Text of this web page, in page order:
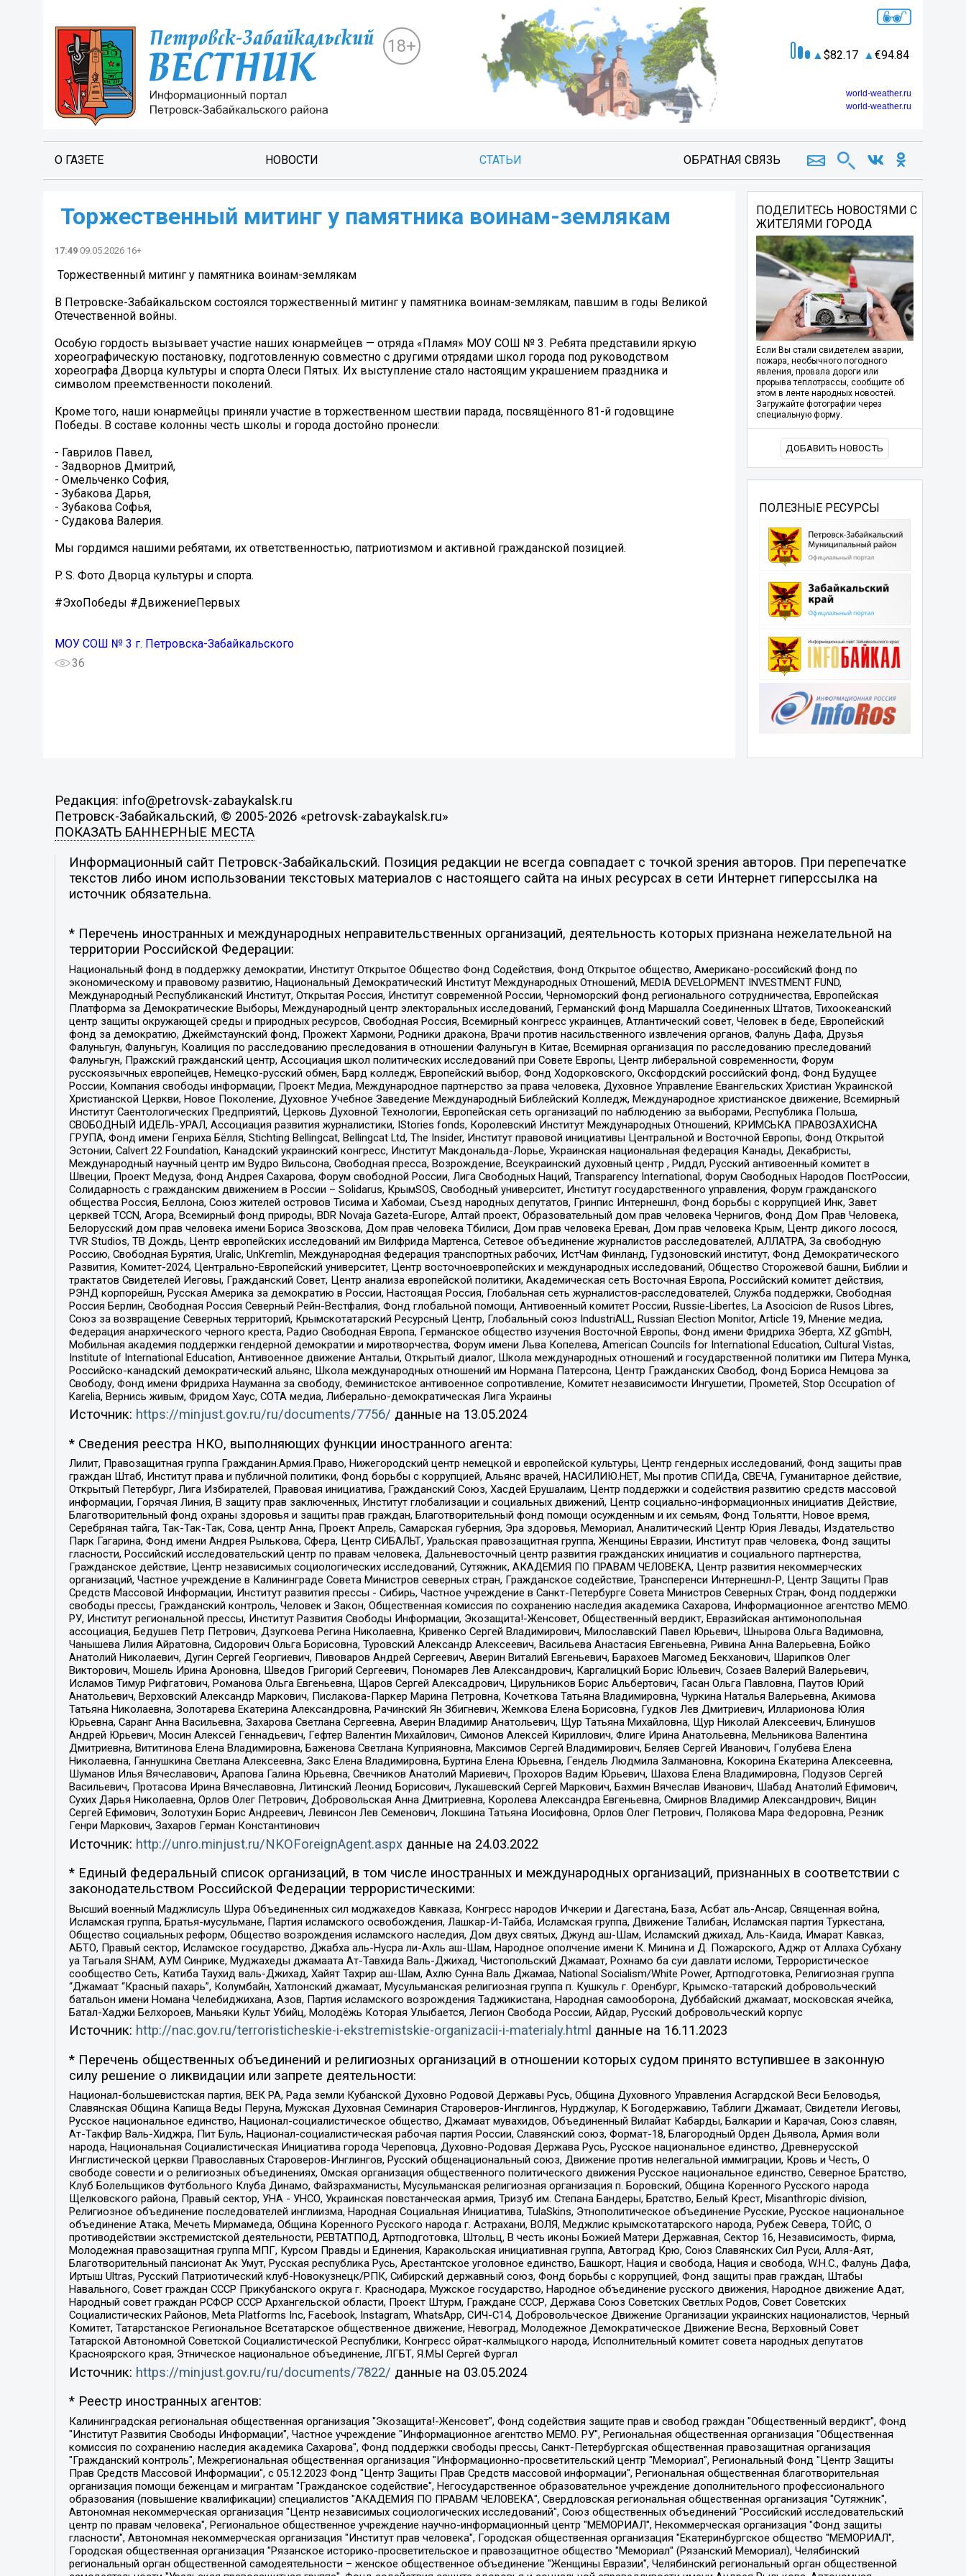
18+ 82.17 94.84
world-weather.ru
world-weather.ru
О ГАЗЕТЕ НОВОСТИ СТАТЬИ ОБРАТНАЯ СВЯЗЬ
️ Торжественный митинг у памятника воинам-землякам
17:49 09.05.2026 16+
️ Торжественный митинг у памятника воинам-землякам
В Петровске-Забайкальском состоялся торжественный митинг у памятника воинам-землякам, павшим в годы Великой
Отечественной войны.
Особую гордость вызывает участие наших юнармейцев — отряда «Пламя» МОУ СОШ № 3. Ребята представили яркую
хореографическую постановку, подготовленную совместно с другими отрядами школ города под руководством
хореографа Дворца культуры и спорта Олеси Пятых. Их выступление стало настоящим украшением праздника и
символом преемственности поколений.
Кроме того, наши юнармейцы приняли участие в торжественном шествии парада, посвящённого 81-й годовщине
Победы. В составе колонны честь школы и города достойно пронесли:
- Гаврилов Павел,
- Задворнов Дмитрий,
- Омельченко София,
- Зубакова Дарья,
- Зубакова Софья,
- Судакова Валерия.
Мы гордимся нашими ребятами, их ответственностью, патриотизмом и активной гражданской позицией.
P. S. Фото Дворца культуры и спорта.
#ЭхоПобеды #ДвижениеПервых
МОУ СОШ № 3 г. Петровска-Забайкальского
36
ПОДЕЛИТЕСЬ НОВОСТЯМИ С
ЖИТЕЛЯМИ ГОРОДА
Если Вы стали свидетелем аварии,
пожара, необычного погодного
явления, провала дороги или
прорыва теплотрассы, сообщите об
этом в ленте народных новостей.
Загружайте фотографии через
специальную форму.
ДОБАВИТЬ НОВОСТЬ
ПОЛЕЗНЫЕ РЕСУРСЫ
Редакция: info@petrovsk-zabaykalsk.ru
Петровск-Забайкальский, © 2005-2026 «petrovsk-zabaykalsk.ru»
ПОКАЗАТЬ БАННЕРНЫЕ МЕСТА
Информационный сайт Петровск-Забайкальский. Позиция редакции не всегда совпадает с точкой зрения авторов. При перепечатке
текстов либо ином использовании текстовых материалов с настоящего сайта на иных ресурсах в сети Интернет гиперссылка на
источник обязательна.
* Перечень иностранных и международных неправительственных организаций, деятельность которых признана нежелательной на
территории Российской Федерации:
Национальный фонд в поддержку демократии, Институт Открытое Общество Фонд Содействия, Фонд Открытое общество, Американо-российский фонд по
экономическому и правовому развитию, Национальный Демократический Институт Международных Отношений, MEDIA DEVELOPMENT INVESTMENT FUND,
Международный Республиканский Институт, Открытая Россия, Институт современной России, Черноморский фонд регионального сотрудничества, Европейская
Платформа за Демократические Выборы, Международный центр электоральных исследований, Германский фонд Маршалла Соединенных Штатов, Тихоокеанский
центр защиты окружающей среды и природных ресурсов, Свободная Россия, Всемирный конгресс украинцев, Атлантический совет, Человек в беде, Европейский
фонд за демократию, Джеймстаунский фонд, Прожект Хармони, Родники дракона, Врачи против насильственного извлечения органов, Фалунь Дафа, Друзья
Фалуньгун, Фалуньгун, Коалиция по расследованию преследования в отношении Фалуньгун в Китае, Всемирная организация по расследованию преследований
Фалуньгун, Пражский гражданский центр, Ассоциация школ политических исследований при Совете Европы, Центр либеральной современности, Форум
русскоязычных европейцев, Немецко-русский обмен, Бард колледж, Европейский выбор, Фонд Ходорковского, Оксфордский российский фонд, Фонд Будущее
России, Компания свободы информации, Проект Медиа, Международное партнерство за права человека, Духовное Управление Евангельских Христиан Украинской
Христианской Церкви, Новое Поколение, Духовное Учебное Заведение Международный Библейский Колледж, Международное христианское движение, Всемирный
Институт Саентологических Предприятий, Церковь Духовной Технологии, Европейская сеть организаций по наблюдению за выборами, Республика Польша,
СВОБОДНЫЙ ИДЕЛЬ-УРАЛ, Ассоциация развития журналистики, IStories fonds, Королевский Институт Международных Отношений, КРИМСЬКА ПРАВОЗАХИСНА
ГРУПА, Фонд имени Генриха Бёлля, Stichting Bellingcat, Bellingcat Ltd, The Insider, Институт правовой инициативы Центральной и Восточной Европы, Фонд Открытой
Эстонии, Calvert 22 Foundation, Канадский украинский конгресс, Институт Макдональда-Лорье, Украинская национальная федерация Канады, Декабристы,
Международный научный центр им Вудро Вильсона, Свободная пресса, Возрождение, Всеукраинский духовный центр , Риддл, Русский антивоенный комитет в
Швеции, Проект Медуза, Фонд Андрея Сахарова, Форум свободной России, Лига Свободных Наций, Transparеncy International, Форум Свободных Народов ПостРоссии,
Солидарность с гражданским движением в России – Solidarus, КрымSOS, Свободный университет, Институт государственного управления, Форум гражданского
общества Россия, Беллона, Союз жителей островов Тисима и Хабомаи, Съезд народных депутатов, Гринпис Интернешнл, Фонд борьбы с коррупцией Инк, Завет
церквей TCCN, Агора, Всемирный фонд природы, BDR Novaja Gazeta-Europe, Алтай проект, Образовательный дом прав человека Чернигов, Фонд Дом Прав Человека,
Белорусский дом прав человека имени Бориса Звозскова, Дом прав человека Тбилиси, Дом прав человека Ереван, Дом прав человека Крым, Центр дикого лосося,
TVR Studios, ТВ Дождь, Центр европейских исследований им Вилфрида Мартенса, Сетевое объединение журналистов расследователей, АЛЛАТРА, За свободную
Россию, Свободная Бурятия, Uralic, UnKremlin, Международная федерация транспортных рабочих, ИстЧам Финланд, Гудзоновский институт, Фонд Демократического
Развития, Комитет-2024, Центрально-Европейский университет, Центр восточноевропейских и международных исследований, Общество Сторожевой башни, Библии и
трактатов Свидетелей Иеговы, Гражданский Совет, Центр анализа европейской политики, Академическая сеть Восточная Европа, Российский комитет действия,
РЭНД корпорейшн, Русская Америка за демократию в России, Настоящая Россия, Глобальная сеть журналистов-расследователей, Служба поддержки, Свободная
Россия Берлин, Свободная Россия Северный Рейн-Вестфалия, Фонд глобальной помощи, Антивоенный комитет России, Russie-Libertes, La Asocicion de Rusos Libres,
Союз за возвращение Северных территорий, Крымскотатарский Ресурсный Центр, Глобальный союз IndustriALL, Russian Election Monitor, Article 19, Мнение медиа,
Федерация анархического черного креста, Радио Свободная Европа, Германское общество изучения Восточной Европы, Фонд имени Фридриха Эберта, XZ gGmbH,
Мобильная академия поддержки гендерной демократии и миротворчества, Форум имени Льва Копелева, American Councils for International Education, Cultural Vistas,
Institute of International Education, Антивоенное движение Антальи, Открытый диалог, Школа международных отношений и государственной политики им Питера Мунка,
Российско-канадский демократический альянс, Школа международных отношений им Нормана Патерсона, Центр Гражданских Свобод, Фонд Бориса Немцова за
Свободу, Фонд имени Фридриха Науманна за свободу, Феминистское антивоенное сопротивление, Комитет независимости Ингушетии, Прометей, Stop Occupation of
Karelia, Вернись живым, Фридом Хаус, СОТА медиа, Либерально-демократическая Лига Украины
Источник: https://minjust.gov.ru/ru/documents/7756/ данные на 13.05.2024
* Сведения реестра НКО, выполняющих функции иностранного агента:
Лилит, Правозащитная группа Гражданин.Армия.Право, Нижегородский центр немецкой и европейской культуры, Центр гендерных исследований, Фонд защиты прав
граждан Штаб, Институт права и публичной политики, Фонд борьбы с коррупцией, Альянс врачей, НАСИЛИЮ.НЕТ, Мы против СПИДа, СВЕЧА, Гуманитарное действие,
Открытый Петербург, Лига Избирателей, Правовая инициатива, Гражданский Союз, Хасдей Ерушалаим, Центр поддержки и содействия развитию средств массовой
информации, Горячая Линия, В защиту прав заключенных, Институт глобализации и социальных движений, Центр социально-информационных инициатив Действие,
Благотворительный фонд охраны здоровья и защиты прав граждан, Благотворительный фонд помощи осужденным и их семьям, Фонд Тольятти, Новое время,
Серебряная тайга, Так-Так-Так, Сова, центр Анна, Проект Апрель, Самарская губерния, Эра здоровья, Мемориал, Аналитический Центр Юрия Левады, Издательство
Парк Гагарина, Фонд имени Андрея Рылькова, Сфера, Центр СИБАЛЬТ, Уральская правозащитная группа, Женщины Евразии, Институт прав человека, Фонд защиты
гласности, Российский исследовательский центр по правам человека, Дальневосточный центр развития гражданских инициатив и социального партнерства,
Гражданское действие, Центр независимых социологических исследований, Сутяжник, АКАДЕМИЯ ПО ПРАВАМ ЧЕЛОВЕКА, Центр развития некоммерческих
организаций, Частное учреждение в Калининграде Совета Министров северных стран, Гражданское содействие, Трансперенси Интернешнл-Р, Центр Защиты Прав
Средств Массовой Информации, Институт развития прессы - Сибирь, Частное учреждение в Санкт-Петербурге Совета Министров Северных Стран, Фонд поддержки
свободы прессы, Гражданский контроль, Человек и Закон, Общественная комиссия по сохранению наследия академика Сахарова, Информационное агентство МЕМО.
РУ, Институт региональной прессы, Институт Развития Свободы Информации, Экозащита!-Женсовет, Общественный вердикт, Евразийская антимонопольная
ассоциация, Бедушев Петр Петрович, Дзугкоева Регина Николаевна, Кривенко Сергей Владимирович, Милославский Павел Юрьевич, Шнырова Ольга Вадимовна,
Чанышева Лилия Айратовна, Сидорович Ольга Борисовна, Туровский Александр Алексеевич, Васильева Анастасия Евгеньевна, Ривина Анна Валерьевна, Бойко
Анатолий Николаевич, Дугин Сергей Георгиевич, Пивоваров Андрей Сергеевич, Аверин Виталий Евгеньевич, Барахоев Магомед Бекханович, Шарипков Олег
Викторович, Мошель Ирина Ароновна, Шведов Григорий Сергеевич, Пономарев Лев Александрович, Каргалицкий Борис Юльевич, Созаев Валерий Валерьевич,
Исламов Тимур Рифгатович, Романова Ольга Евгеньевна, Щаров Сергей Алексадрович, Цирульников Борис Альбертович, Гасан Ольга Павловна, Паутов Юрий
Анатольевич, Верховский Александр Маркович, Пислакова-Паркер Марина Петровна, Кочеткова Татьяна Владимировна, Чуркина Наталья Валерьевна, Акимова
Татьяна Николаевна, Золотарева Екатерина Александровна, Рачинский Ян Збигневич, Жемкова Елена Борисовна, Гудков Лев Дмитриевич, Илларионова Юлия
Юрьевна, Саранг Анна Васильевна, Захарова Светлана Сергеевна, Аверин Владимир Анатольевич, Щур Татьяна Михайловна, Щур Николай Алексеевич, Блинушов
Андрей Юрьевич, Мосин Алексей Геннадьевич, Гефтер Валентин Михайлович, Симонов Алексей Кириллович, Флиге Ирина Анатольевна, Мельникова Валентина
Дмитриевна, Вититинова Елена Владимировна, Баженова Светлана Куприяновна, Максимов Сергей Владимирович, Беляев Сергей Иванович, Голубева Елена
Николаевна, Ганнушкина Светлана Алексеевна, Закс Елена Владимировна, Буртина Елена Юрьевна, Гендель Людмила Залмановна, Кокорина Екатерина Алексеевна,
Шуманов Илья Вячеславович, Арапова Галина Юрьевна, Свечников Анатолий Мариевич, Прохоров Вадим Юрьевич, Шахова Елена Владимировна, Подузов Сергей
Васильевич, Протасова Ирина Вячеславовна, Литинский Леонид Борисович, Лукашевский Сергей Маркович, Бахмин Вячеслав Иванович, Шабад Анатолий Ефимович,
Сухих Дарья Николаевна, Орлов Олег Петрович, Добровольская Анна Дмитриевна, Королева Александра Евгеньевна, Смирнов Владимир Александрович, Вицин
Сергей Ефимович, Золотухин Борис Андреевич, Левинсон Лев Семенович, Локшина Татьяна Иосифовна, Орлов Олег Петрович, Полякова Мара Федоровна, Резник
Генри Маркович, Захаров Герман Константинович
Источник: http://unro.minjust.ru/NKOForeignAgent.aspxданные на 24.03.2022
* Единый федеральный список организаций, в том числе иностранных и международных организаций, признанных в соответствии с
законодательством Российской Федерации террористическими:
Высший военный Маджлисуль Шура Объединенных сил моджахедов Кавказа, Конгресс народов Ичкерии и Дагестана, База, Асбат аль-Ансар, Священная война,
Исламская группа, Братья-мусульмане, Партия исламского освобождения, Лашкар-И-Тайба, Исламская группа, Движение Талибан, Исламская партия Туркестана,
Общество социальных реформ, Общество возрождения исламского наследия, Дом двух святых, Джунд аш-Шам, Исламский джихад, Аль-Каида, Имарат Кавказ,
АБТО, Правый сектор, Исламское государство, Джабха аль-Нусра ли-Ахль аш-Шам, Народное ополчение имени К. Минина и Д. Пожарского, Аджр от Аллаха Субхану
уа Тагьаля SHAM, АУМ Синрике, Муджахеды джамаата Ат-Тавхида Валь-Джихад, Чистопольский Джамаат, Рохнамо ба суи давлати исломи, Террористическое
сообщество Сеть, Катиба Таухид валь-Джихад, Хайят Тахрир аш-Шам, Ахлю Сунна Валь Джамаа, National Socialism/White Power, Артподготовка, Религиозная группа
“Джамаат “Красный пахарь”, Колумбайн, Хатлонский джамаат, Мусульманская религиозная группа п. Кушкуль г. Оренбург, Крымско-татарский добровольческий
батальон имени Номана Челебиджихана, Азов, Партия исламского возрождения Таджикистана, Народная самооборона, Дуббайский джамаат, московская ячейка,
Батал-Хаджи Белхороев, Маньяки Культ Убийц, Молодёжь Которая Улыбается, Легион Свобода России, Айдар, Русский добровольческий корпус
Источник: http://nac.gov.ru/terroristicheskie-i-ekstremistskie-organizacii-i-materialy.html данные на 16.11.2023
* Перечень общественных объединений и религиозных организаций в отношении которых судом принято вступившее в законную
силу решение о ликвидации или запрете деятельности:
Национал-большевистская партия, ВЕК РА, Рада земли Кубанской Духовно Родовой Державы Русь, Община Духовного Управления Асгардской Веси Беловодья,
Славянская Община Капища Веды Перуна, Мужская Духовная Семинария Староверов-Инглингов, Нурджулар, К Богодержавию, Таблиги Джамаат, Свидетели Иеговы,
Русское национальное единство, Национал-социалистическое общество, Джамаат мувахидов, Объединенный Вилайат Кабарды, Балкарии и Карачая, Союз славян,
Ат-Такфир Валь-Хиджра, Пит Буль, Национал-социалистическая рабочая партия России, Славянский союз, Формат-18, Благородный Орден Дьявола, Армия воли
народа, Национальная Социалистическая Инициатива города Череповца, Духовно-Родовая Держава Русь, Русское национальное единство, Древнерусской
Инглистической церкви Православных Староверов-Инглингов, Русский общенациональный союз, Движение против нелегальной иммиграции, Кровь и Честь, О
свободе совести и о религиозных объединениях, Омская организация общественного политического движения Русское национальное единство, Северное Братство,
Клуб Болельщиков Футбольного Клуба Динамо, Файзрахманисты, Мусульманская религиозная организация п. Боровский, Община Коренного Русского народа
Щелковского района, Правый сектор, УНА - УНСО, Украинская повстанческая армия, Тризуб им. Степана Бандеры, Братство, Белый Крест, Misanthropic division,
Религиозное объединение последователей инглиизма, Народная Социальная Инициатива, TulaSkins, Этнополитическое объединение Русские, Русское национальное
объединение Атака, Мечеть Мирмамеда, Община Коренного Русского народа г. Астрахани, ВОЛЯ, Меджлис крымскотатарского народа, Рубеж Севера, ТОЙС, О
противодействии экстремистской деятельности, РЕВТАТПОД, Артподготовка, Штольц, В честь иконы Божией Матери Державная, Сектор 16, Независимость, Фирма,
Молодежная правозащитная группа МПГ, Курсом Правды и Единения, Каракольская инициативная группа, Автоград Крю, Союз Славянских Сил Руси, Алля-Аят,
Благотворительный пансионат Ак Умут, Русская республика Русь, Арестантское уголовное единство, Башкорт, Нация и свобода, Нация и свобода, W.H.С., Фалунь Дафа,
Иртыш Ultras, Русский Патриотический клуб-Новокузнецк/РПК, Сибирский державный союз, Фонд борьбы с коррупцией, Фонд защиты прав граждан, Штабы
Навального, Совет граждан СССР Прикубанского округа г. Краснодара, Мужское государство, Народное объединение русского движения, Народное движение Адат,
Народный совет граждан РСФСР СССР Архангельской области, Проект Штурм, Граждане СССР, Держава Союз Советских Светлых Родов, Совет Советских
Социалистических Районов, Meta Platforms Inc, Facebook, Instagram, WhatsApp, СИЧ-С14, Добровольческое Движение Организации украинских националистов, Черный
Комитет, Татарстанское Региональное Всетатарское общественное движение, Невоград, Молодежное Демократическое Движение Весна, Верховный Совет
Татарской Автономной Советской Социалистической Республики, Конгресс ойрат-калмыцкого народа, Исполнительный комитет совета народных депутатов
Красноярского края, Этническое национальное объединение, ЛГБТ, Я.МЫ Сергей Фургал
Источник: https://minjust.gov.ru/ru/documents/7822/ данные на 03.05.2024
* Реестр иностранных агентов:
Калининградская региональная общественная организация "Экозащита!-Женсовет", Фонд содействия защите прав и свобод граждан "Общественный вердикт", Фонд "Институт Развития Свободы Информации", Частное учреждение "Информационное агентство МЕМО. РУ", Региональная общественная организация "Общественная комиссия по сохранению наследия академика Сахарова", Фонд поддержки свободы прессы, Санкт-Петербургская общественная правозащитная организация "Гражданский контроль", Межрегиональная общественная организация "Информационно-просветительский центр "Мемориал", Региональный Фонд "Центр Защиты Прав Средств Массовой Информации", с 05.12.2023 Фонд "Центр Защиты Прав Средств массовой информации", Региональная общественная благотворительная организация помощи беженцам и мигрантам "Гражданское содействие", Негосударственное образовательное учреждение дополнительного профессионального образования (повышение квалификации) специалистов "АКАДЕМИЯ ПО ПРАВАМ ЧЕЛОВЕКА", Свердловская региональная общественная организация "Сутяжник", Автономная некоммерческая организация "Центр независимых социологических исследований", Союз общественных объединений "Российский исследовательский центр по правам человека", Региональное общественное учреждение научно-информационный центр "МЕМОРИАЛ", Некоммерческая организация "Фонд защиты гласности", Автономная некоммерческая организация "Институт прав человека", Городская общественная организация "Екатеринбургское общество "МЕМОРИАЛ", Городская общественная организация "Рязанское историко-просветительское и правозащитное общество "Мемориал" (Рязанский Мемориал), Челябинский региональный орган общественной самодеятельности – женское общественное объединение "Женщины Евразии", Челябинский региональный орган общественной самодеятельности "Уральская правозащитная группа", Фонд содействия защите здоровья и социальной справедливости имени Андрея Рылькова, Автономная Некоммерческая Организация "Аналитический Центр Юрия Левады", Автономная некоммерческая организация социальной поддержки населения "Проект Апрель", Региональная общественная организация помощи женщинам и детям, находящимся в кризисной ситуации "Информационно-методический центр "Анна", Фонд содействия развитию массовых коммуникаций и правовому просвещению "Так-так-Так", Фонд содействия устойчивому развитию "Серебряная тайга", Свердловский региональный общественный фонд социальных проектов "Новое время", "Idel.Реалии", Кавказ.Реалии, Крым.Реалии, Телеканал Настоящее Время, Татаро-башкирская служба Радио Свобода (Azatliq Radiosi), Радио Свободная Европа/Радио Свобода (PCE/PC), "Сибирь.Реалии", "Фактограф", Благотворительный фонд помощи осужденным и их семьям, Автономная некоммерческая организация "Институт глобализации и социальных движений", Фонд "В защиту прав заключенных", Частное учреждение "Центр поддержки и содействия развитию средств массовой информации", Пензенский региональный общественный благотворительный фонд "Гражданский союз", "Север.Реалии", Некоммерческая организация Фонд "Правовая инициатива", Общество с ограниченной ответственностью "Радио Свободная Европа/Радио Свобода", Чешское информационное агентство "MEDIUM-ORIENT", Красноярская региональная общественная организация "Мы против СПИДа", Камалягин Денис Николаевич, Маркелов Сергей Евгеньевич, Пономарев Лев Александрович, Савицкая Людмила Алексеевна, Автономная некоммерческая организация "Центр по работе с проблемой насилия "НАСИЛИЮ.НЕТ", Межрегиональный профессиональный союз работников здравоохранения "Альянс врачей", Юридическое лицо, зарегистрированное в Латвийской Республике, SIA "Medusa Project" (регистрационный номер 40103797863, дата регистрации 10.06.2014), Некоммерческая организация "Фонд по борьбе с коррупцией", Автономная некоммерческая организация "Институт права и публичной политики", Баданин Роман Сергеевич, Гликин Максим Александрович, Железнова Мария Михайловна, Лукьянова Юлия Сергеевна, Маетная Елизавета Витальевна, Маняхин Петр Борисович, Чуракова Ольга Владимировна, Ярош Юлия Петровна, Юридическое лицо "The Insider SIA", зарегистрированное в Риге, Латвийская Республика (дата регистрации 26.06.2015), являющееся администратором доменного имени интернет-издания "The Insider SIA", https://theins.ru, Постернак Алексей Евгеньевич, Рубин Михаил Аркадьевич, Анин Роман Александрович, Юридическое лицо Istories fonds, зарегистрированное в Латвийской Республике (регистрационный номер 50008295751, дата регистрации 24.02.2020), Великовский Дмитрий Александрович, Долинина Ирина Николаевна, Мароховская Алеся Алексеевна, Шлейнов Роман Юрьевич, Шмагун Олеся Валентиновна, Общество с ограниченной ответственностью "Альтаир 2021", Общество с ограниченной ответственностью "Вега 2021", Общество с ограниченной ответственностью "Главный редактор 2021", Общество с ограниченной ответственностью "Ромашки монолит", Важенков Артем Валерьевич, Ивановская областная общественная организация "Центр гендерных исследований", Гурман Юрий Альбертович, Медиапроект "ОВД-Инфо", Егоров Владимир Владимирович, Жилинский Владимир Александрович, Общество с ограниченной ответственностью "ЗП", Иванова София Юрьевна, Карезина Инна Павловна, Кильтау Екатерина Викторовна, Петров Алексей Викторович, Пискунов Сергей Евгеньевич, Смирнов Сергей Сергеевич, Тихонов Михаил Сергеевич, Общество с ограниченной ответственностью "ЖУРНАЛИСТ-ИНОСТРАННЫЙ АГЕНТ", Арапова Галина Юрьевна, Вольтская Татьяна Анатольевна, Американская компания "Mason G.E.S. Anonymous Foundation" (США), являющаяся владельцем интернет-издания https://mnews.world/, Компания "Stichting Bellingcat", зарегистрированная в Нидерландах (дата регистрации 11.07.2018), Захаров Андрей Вячеславович, Клепиковская Екатерина Дмитриевна, Общество с ограниченной ответственностью "МЕМО", Перл Роман Александрович, Симонов Евгений Алексеевич, Соловьева Елена Анатольевна, Сотников Даниил Владимирович, Сурначева Елизавета Дмитриевна, Автономная некоммерческая организация по защите прав человека и информированию населения "Якутия – Наше Мнение", Общество с ограниченной ответственностью "Москоу диджитал медиа", с 26.01.2023 Общество с ограниченной ответственностью "Чайка Белые сады", Ветошкина Валерия Валерьевна, Заговора Максим Александрович, Межрегиональное общественное движение "Российская ЛГБТ - сеть", Оленичев Максим Владимирович, Павлов Иван Юрьевич, Скворцова Елена Сергеевна, Общество с ограниченной ответственностью "Как бы инагент", Кочетков Игорь Викторович, Общество с ограниченной ответственностью "Честные выборы", Еланчик Олег Александрович, Общество с ограниченной ответственностью "Нобелевский призыв", Гималова Регина Эмилевна, Григорьев Андрей Валерьевич, Григорьева Алина Александровна, Ассоциация по содействию защите прав призывников, альтернативнослужащих и военнослужащих "Правозащитная группа "Гражданин.Армия.Право", Хисамова Регина Фаритовна, Автономная некоммерческая организация по реализации социально-правовых программ "Лилит", Дальневосточное общественное движение "Маяк", Санкт-Петербургская ЛГБТ-инициативная группа "Выход", Инициативная группа ЛГБТ+ "Реверс", Алексеев Андрей Викторович, Бекбулатова Таисия Львовна, Беляев Иван Михайлович, Владыкина Елена Сергеевна, Гельман Марат Александрович, Никульшина Вероника Юрьевна, Толоконникова Надежда Андреевна, Шендерович Виктор Анатольевич, Общество с ограниченной ответственностью "Данное сообщение", Общество с ограниченной ответственностью Издательский дом "Новая глава", Айнбиндер Александра Александровна, Московский комьюнити-центр для ЛГБТ+инициатив, Благотворительный фонд развития филантропии, Deutsche Welle (Германия, Kurt-Schumacher-Strasse 3, 53113 Bonn), Борзунова Мария Михайловна, Воробьев Виктор Викторович, Голубева Анна Львовна, Константинова Алла Михайловна, Малкова Ирина Владимировна, Мурадов Мурад Абдулгалимович, Осетинская Елизавета Николаевна, Понасенков Евгений Николаевич, Ганапольский Матвей Юрьевич, Киселев Евгений Алексеевич, Борухович Ирина Григорьевна, Дремин Иван Тимофеевич, Дубровский Дмитрий Викторович, Красноярская региональная общественная организация поддержки и развития альтернативных образовательных технологий и межкультурных коммуникаций "ИНТЕРРА", Маяковская Екатерина Алексеевна, Фейгин Марк Захарович, Филимонов Андрей Викторович, Дзугкоева Регина Николаевна, Доброхотов Роман Александрович, Дудь Юрий Александрович, Елкин Сергей Владимирович, Кругликов Кирилл Игоревич, Сабунаева Мария Леонидовна, Семенов Алексей Владимирович, Шаинян Карен Багратович, Шульман Екатерина Михайловна, Асафьев Артур Валерьевич, Вахштайн Виктор Семенович, Венедиктов Алексей Алексеевич, Лушникова Екатерина Евгеньевна, Волков Леонид Михайлович, Невзоров Александр Глебович, Пархоменко Сергей Борисович, Сироткин Ярослав Николаевич, Кара-Мурза Владимир Владимирович, Баранова Наталья Владимировна, Гозман Леонид Яковлевич, Кагарлицкий Борис Юльевич, Климарев Михаил Валерьевич, Милов Владимир Станиславович, Автономная некоммерческая организация Краснодарский центр современного искусства "Типография", Моргенштерн Алишер Тагирович, Соболь Любовь Эдуардовна, Общество с ограниченной ответственностью "ЛИЗА НОРМ", Каспаров Гарри Кимович, Ходорковский Михаил Борисович, Общество с ограниченной ответственностью "Апрельские тезисы", Данилович Ирина Брониславовна, Кашин Олег Владимирович, Петров Николай Владимирович, Пивоваров Алексей Владимирович, Соколов Михаил Владимирович, Цветкова Юлия Владимировна, Чичваркин Евгений Александрович, Комитет против пыток/Команда против пыток, Общество с ограниченной ответственностью "Первый научный", Общество с ограниченной ответственностью "Вертолет и ко", Белоцерковская Вероника Борисовна, Кац Максим Евгеньевич, Лазарева Татьяна Юрьевна, Шаведдинов Руслан Табризович, Яшин Илья Валерьевич, Общество с ограниченной ответственностью "Иноагент ААВ", Алешковский Дмитрий Петрович, Альбац Евгения Марковна, Быков Дмитрий Львович, Галямина Юлия Евгеньевна, Лойко Сергей Леонидович, Мартынов Кирилл Константинович, Медведев Сергей Александрович, Крашенинников Федор Геннадиевич, Гордеева Катерина Вл